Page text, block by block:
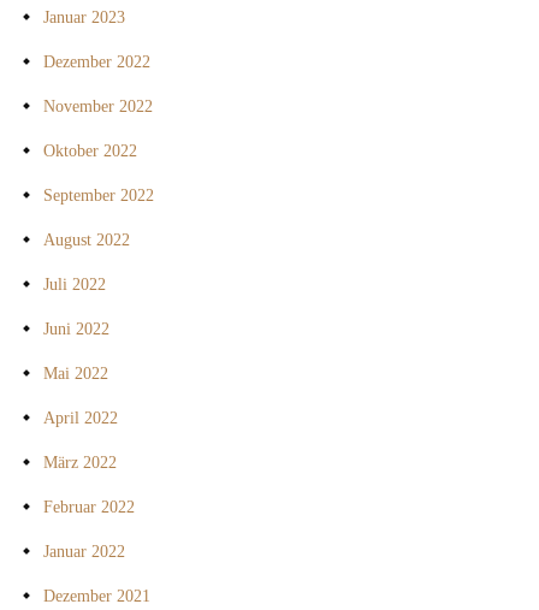
Januar 2023
Dezember 2022
November 2022
Oktober 2022
September 2022
August 2022
Juli 2022
Juni 2022
Mai 2022
April 2022
März 2022
Februar 2022
Januar 2022
Dezember 2021